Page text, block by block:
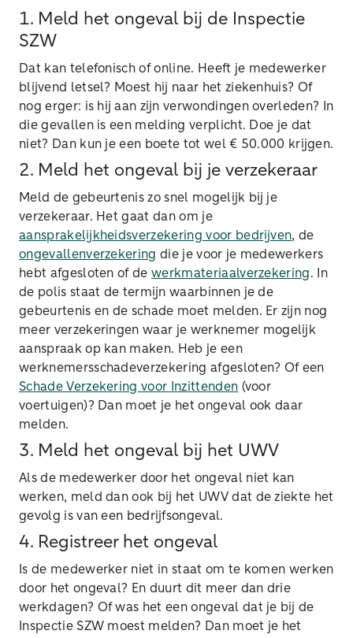
1. Meld het ongeval bij de Inspectie
SZW
Dat kan telefonisch of online. Heeft je medewerker
blijvend letsel? Moest hij naar het ziekenhuis? Of
nog erger: is hij aan zijn verwondingen overleden? In
die gevallen is een melding verplicht. Doe je dat
niet? Dan kun je een boete tot wel € 50.000 krijgen.
2. Meld het ongeval bij je verzekeraar
Meld de gebeurtenis zo snel mogelijk bij je
verzekeraar. Het gaat dan om je
aansprakelijkheidsverzekering voor bedrijven, de
ongevallenverzekering die je voor je medewerkers
hebt afgesloten of dewerkmateriaalverzekering. In
de polis staat de termijn waarbinnen je de
gebeurtenis en de schade moet melden. Er zijn nog
meer verzekeringen waar je werknemer mogelijk
aanspraak op kan maken. Heb je een
werknemersschadeverzekering afgesloten? Of een
Schade Verzekering voor Inzittenden (voor
voertuigen)? Dan moet je het ongeval ook daar
melden.
3. Meld het ongeval bij het UWV
Als de medewerker door het ongeval niet kan
werken, meld dan ook bij het UWV dat de ziekte het
gevolg is van een bedrijfsongeval.
4. Registreer het ongeval
Is de medewerker niet in staat om te komen werken
door het ongeval? En duurt dit meer dan drie
werkdagen? Of was het een ongeval dat je bij de
Inspectie SZW moest melden? Dan moet je het